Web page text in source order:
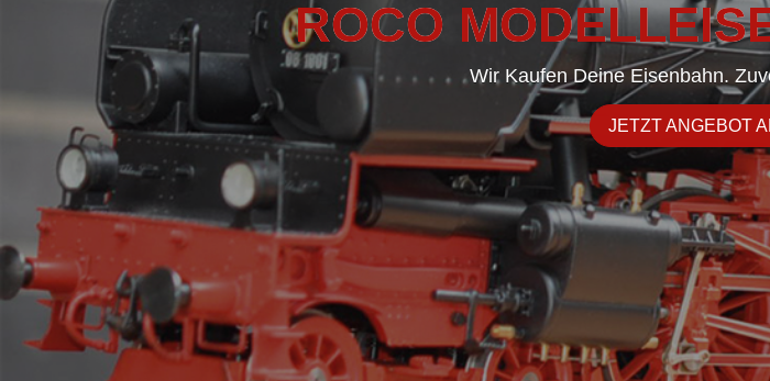
ROCO
Wir Kaufen Deine Eisenbahn.
JETZT ANGEBOT